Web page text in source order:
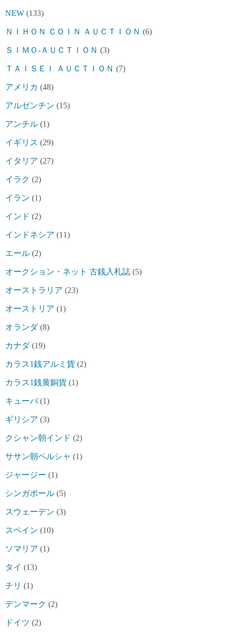
NEW (133)
ＮＩＨＯＮ ＣＯＩＮ ＡＵＣＴＩＯＮ (6)
ＳＩＭＯ-ＡＵＣＴＩＯＮ (3)
ＴＡＩＳＥＩ ＡＵＣＴＩＯＮ (7)
アメリカ (48)
アルゼンチン (15)
アンチル (1)
イギリス (29)
イタリア (27)
イラク (2)
イラン (1)
インド (2)
インドネシア (11)
エール (2)
オークション・ネット 古銭入札誌 (5)
オーストラリア (23)
オーストリア (1)
オランダ(8)
カナダ(19)
カラス1銭アルミ貨 (2)
カラス1銭黄銅貨 (1)
キューバ(1)
ギリシア (3)
クシャン朝インド (2)
ササン朝ペルシャ (1)
ジャージー (1)
シンガポール (5)
スウェーデン (3)
スペイン (10)
ソマリア (1)
タイ (13)
チリ (1)
デンマーク (2)
ドイツ (2)